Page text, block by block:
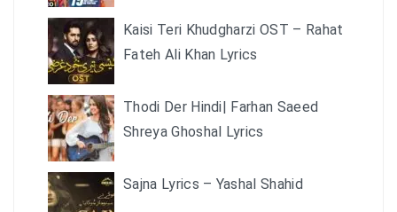
Kaisi Teri Khudgharzi OST – Rahat
Fateh Ali Khan Lyrics
Thodi Der Hindi| Farhan Saeed
Shreya Ghoshal Lyrics
Sajna Lyrics – Yashal Shahid